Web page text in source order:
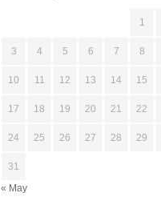
1
3 4 5 6 7 8
10 11 12 13 14 15
17 18 19 20 21 22
24 25 26 27 28 29
31
« May